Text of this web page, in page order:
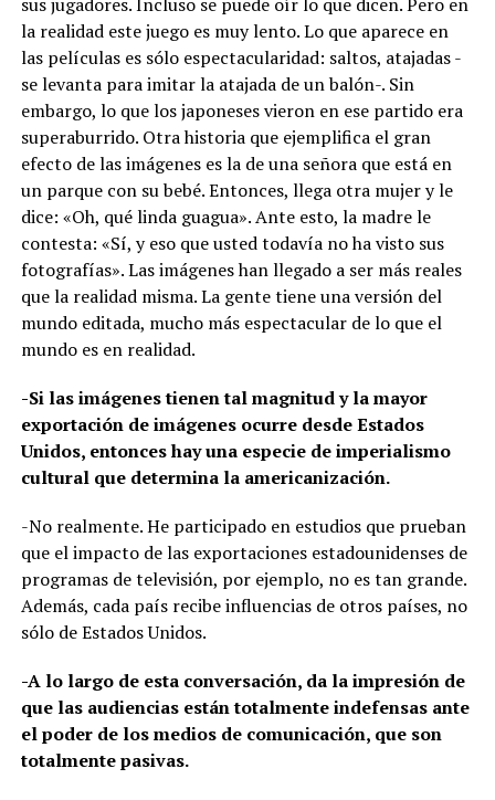
la realidad este juego es muy lento. Lo que aparece en
las películas es sólo espectacularidad: saltos, atajadas -
se levanta para imitar la atajada de un balón-. Sin
embargo, lo que los japoneses vieron en ese partido era
superaburrido. Otra historia que ejemplifica el gran
efecto de las imágenes es la de una señora que está en
un parque con su bebé. Entonces, llega otra mujer y le
dice: «Oh, qué linda guagua». Ante esto, la madre le
contesta: «Sí, y eso que usted todavía no ha visto sus
fotografías». Las imágenes han llegado a ser más reales
que la realidad misma. La gente tiene una versión del
mundo editada, mucho más espectacular de lo que el
mundo es en realidad.
-Si las imágenes tienen tal magnitud y la mayor
exportación de imágenes ocurre desde Estados
Unidos, entonces hay una especie de imperialismo
cultural que determina la americanización.
-No realmente. He participado en estudios que prueban
que el impacto de las exportaciones estadounidenses de
programas de televisión, por ejemplo, no es tan grande.
Además, cada país recibe influencias de otros países, no
sólo de Estados Unidos.
-A lo largo de esta conversación, da la impresión de
que las audiencias están totalmente indefensas ante
el poder de los medios de comunicación, que son
totalmente pasivas.